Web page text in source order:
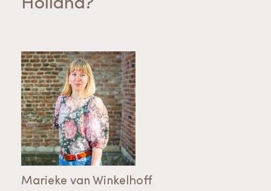
Holland?
Marieke van Winkelhoff